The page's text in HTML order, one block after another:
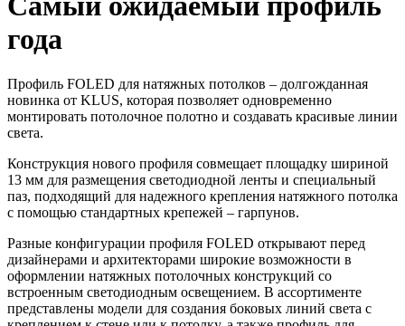
года
Профиль FOLED для натяжных потолков – долгожданная
новинка от KLUS, которая позволяет одновременно
монтировать потолочное полотно и создавать красивые линии
света.
Конструкция нового профиля совмещает площадку шириной
13 мм для размещения светодиодной ленты и специальный
паз, подходящий для надежного крепления натяжного потолка
с помощью стандартных крепежей – гарпунов.
Разные конфигурации профиля FOLED открывают перед
дизайнерами и архитекторами широкие возможности в
оформлении натяжных потолочных конструкций со
встроенным светодиодным освещением. В ассортименте
представлены модели для создания боковых линий света с